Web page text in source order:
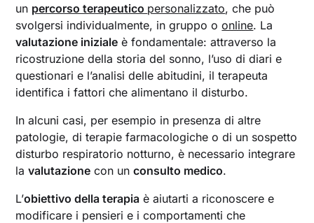
un percorso terapeutico personalizzato, che può
svolgersi individualmente, in gruppo oonline. La
valutazione iniziale è fondamentale: attraverso la
ricostruzione della storia del sonno, l’uso di diari e
questionari e l’analisi delle abitudini, il terapeuta
identifica i fattori che alimentano il disturbo.
In alcuni casi, per esempio in presenza di altre
patologie, di terapie farmacologiche o di un sospetto
disturbo respiratorio notturno, è necessario integrare
lavalutazione con unconsulto medico.
L’obiettivo della terapia è aiutarti a riconoscere e
modificare i pensieri e i comportamenti che